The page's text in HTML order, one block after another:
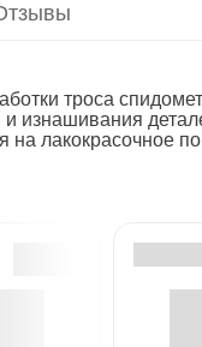
троса
изнашивания
на лакокрасочное